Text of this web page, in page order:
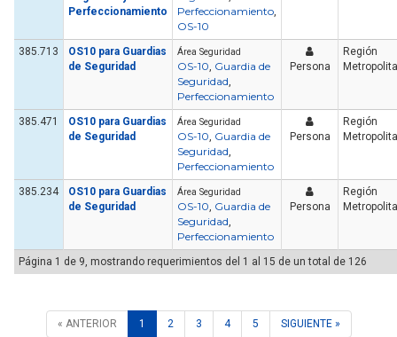
Perfeccionamiento
Perfeccionamiento,
OS-10
385.713
OS10 para Guardias
de Seguridad
Área Seguridad
OS-10, Guardia de
Seguridad,
Perfeccionamiento
Persona
Región
385.471
OS10 para Guardias
de Seguridad
Área Seguridad
OS-10, Guardia de
Seguridad,
Perfeccionamiento
Persona
Región
385.234
OS10 para Guardias
de Seguridad
Área Seguridad
OS-10, Guardia de
Seguridad,
Perfeccionamiento
Persona
Región
Página 1 de 9, mostrando requerimientos del 1 al 15 de un total de 126
« ANTERIOR 1 2 3 4 5 SIGUIENTE »